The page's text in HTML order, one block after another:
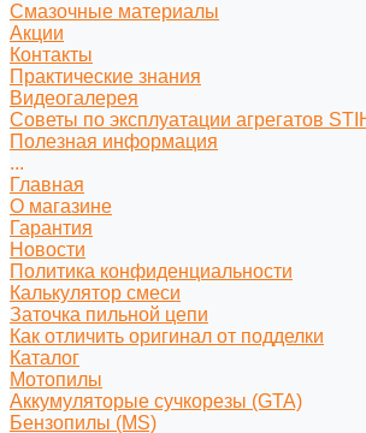
Смазочные материалы
Акции
Контакты
Практические знания
Видеогалерея
Советы по эксплуатации агрегатов
Полезная информация
...
Главная
О магазине
Гарантия
Новости
Политика конфиденциальности
Калькулятор смеси
Заточка пильной цепи
Как отличить оригинал от подделки
Каталог
Мотопилы
Аккумуляторые сучкорезы (GTA)
Бензопилы (MS)